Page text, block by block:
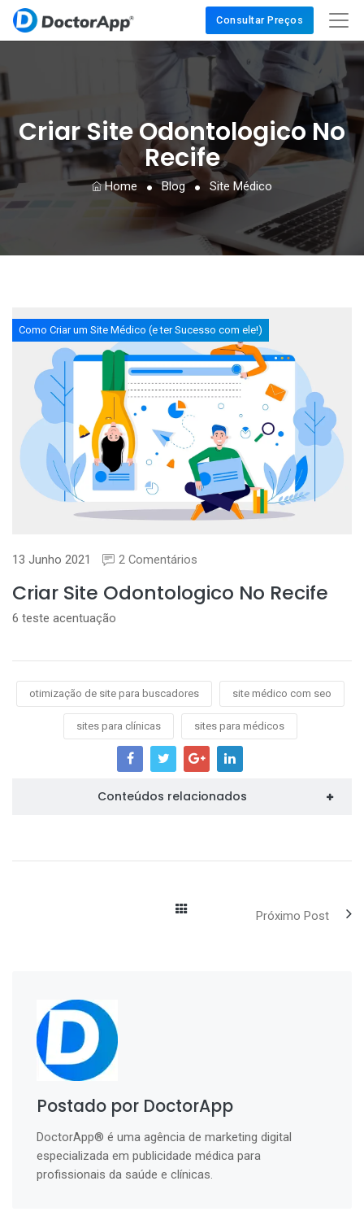
Consultar Preços
Criar Site Odontologico No
Recife
Home Blog Site Médico
Como Criar um Site Médico (e ter Sucesso com ele!)
13 Junho 2021 2 Comentários
Criar Site Odontologico No Recife
6 teste acentuação
otimização de site para buscadores site médico com seo
sites para clínicas sites para médicos
Conteúdos relacionados
Próximo Post
Postado por DoctorApp
DoctorApp® é uma agência de marketing digital
especializada em publicidade médica para
profissionais da saúde e clínicas.